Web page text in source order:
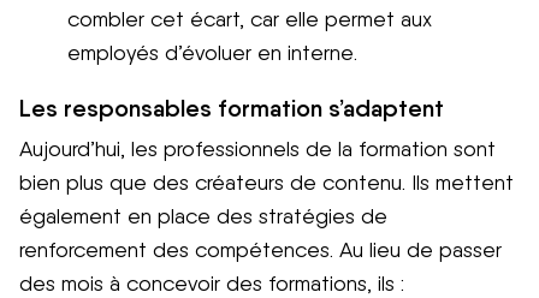
combler cet écart, car elle permet aux
employés d’évoluer en interne.
Les responsables formation s’adaptent
Aujourd’hui, les professionnels de la formation sont
bien plus que des créateurs de contenu. Ils mettent
également en place des stratégies de
renforcement des compétences. Au lieu de passer
des mois à concevoir des formations, ils :